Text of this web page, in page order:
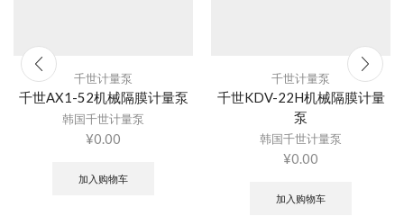
千世计量泵
千世AX1-52机械隔膜计量泵
韩国千世计量泵
¥0.00
加入购物车
千世计量泵
千世KDV-22H机械隔膜计量
泵
韩国千世计量泵
¥0.00
加入购物车